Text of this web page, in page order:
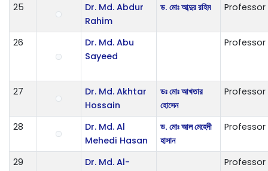
25
Dr. Md. Abdur
Rahim
ড. মোঃ আব্দুর রহিম Professor
26
Dr. Md. Abu
Sayeed
Professor
27
Dr. Md. Akhtar
Hossain
ডঃ মোঃ আখতার
হোসেন
Professor
28
Dr. Md. Al
Mehedi Hasan
ড. মোঃ আল মেহেদী
হাসান
Professor
29
Dr. Md. Al-
Professor